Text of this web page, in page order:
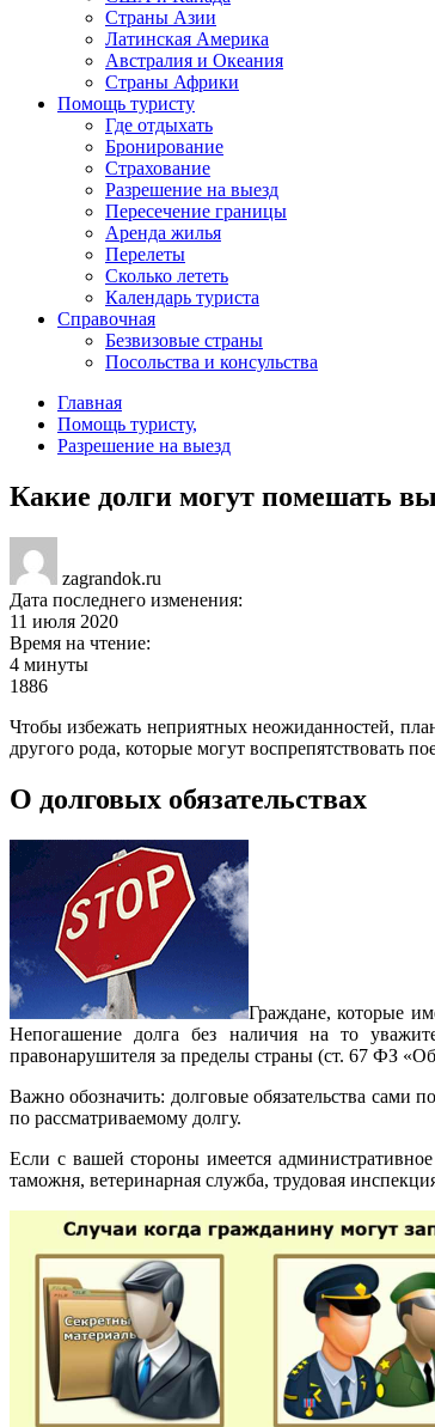
Страны Азии
Латинская Америка
Австралия и Океания
Страны Африки
Помощь туристу
Где отдыхать
Бронирование
Страхование
Разрешение на выезд
Пересечение границы
Аренда жилья
Перелеты
Сколько лететь
Календарь туриста
Справочная
Безвизовые страны
Посольства и консульства
Главная
Помощь туристу,
Разрешение на выезд
Какие долги могут помешать
zagrandok.ru
Дата последнего изменения:
11 июля 2020
Время на чтение:
4 минуты
1886
Чтобы избежать неприятных неожиданностей,
другого рода, которые могут воспрепятствовать
О долговых обязательствах
Граждане, которые
Непогашение долга без наличия на то
правонарушителя за пределы страны (ст. 67 ФЗ
Важно обозначить: долговые обязательства сами
по рассматриваемому долгу.
Если с вашей стороны имеется
таможня, ветеринарная служба, трудовая